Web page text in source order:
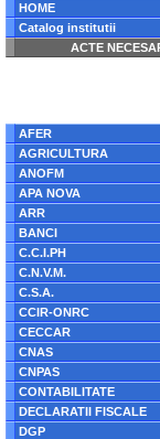
HOME
Catalog institutii
ACTE
/home/eformulare.ro/
AFER
AGRICULTURA
ANOFM
APA NOVA
ARR
BANCI
C.C.I.PH
C.N.V.M.
C.S.A.
CCIR-ONRC
CECCAR
CNAS
CNPAS
CONTABILITATE
DECLARATII FISCALE
DGP